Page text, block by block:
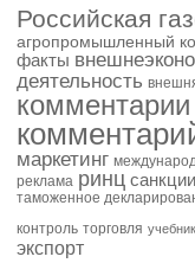
Российская
агропромышленный
факты
деятельность
комментарии
маркетинг
реклама ринц санкции
таможенное
контроль торговля учебник
экспорт